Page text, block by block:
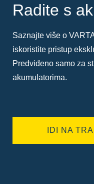
Radite s
Saznajte više o
iskoristite pristup
Predviđeno samo za
akumulatorima.
IDI NA